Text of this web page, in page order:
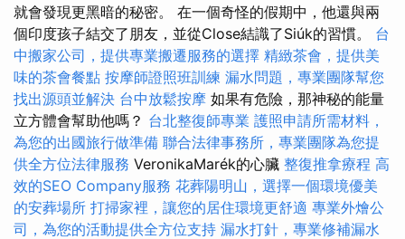
就會發現更黑暗的秘密。 在一個奇怪的假期中，他還與兩
個印度孩子結交了朋友，並從Close結識了Siúk的習慣。 台
中搬家公司，提供專業搬遷服務的選擇 精緻茶會，提供美
味的茶會餐點 按摩師證照班訓練 漏水問題，專業團隊幫您
找出源頭並解決 台中放鬆按摩 如果有危險，那神秘的能量
立方體會幫助他嗎？ 台北整復師專業 護照申請所需材料，
為您的出國旅行做準備 聯合法律事務所，專業團隊為您提
供全方位法律服務 VeronikaMarék的心臟 整復推拿療程 高
效的SEO Company服務 花葬陽明山，選擇一個環境優美
的安葬場所 打掃家裡，讓您的居住環境更舒適 專業外燴公
司，為您的活動提供全方位支持 漏水打針，專業修補漏水